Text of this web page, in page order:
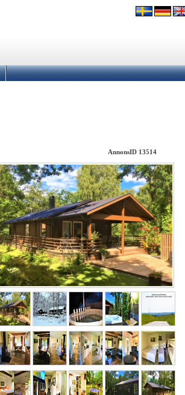
AnnonsID 13514